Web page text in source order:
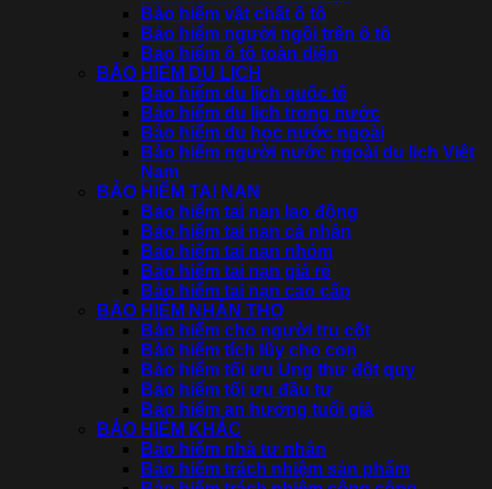
Bảo hiểm vật chất ô tô
Bảo hiểm người ngồi trên ô tô
Bảo hiểm ô tô toàn diện
BẢO HIỂM DU LỊCH
Bảo hiểm du lịch quốc tế
Bảo hiểm du lịch trong nước
Bảo hiểm du học nước ngoài
Bảo hiểm người nước ngoài du lịch Việt
Nam
BẢO HIỂM TAI NẠN
Bảo hiểm tai nạn lao động
Bảo hiểm tai nạn cá nhân
Bảo hiểm tai nạn nhóm
Bảo hiểm tai nạn giá rẻ
Bảo hiểm tai nạn cao cấp
BẢO HIỂM NHÂN THỌ
Bảo hiểm cho người trụ cột
Bảo hiểm tích lũy cho con
Bảo hiểm tối ưu Ung thư đột quỵ
Bảo hiểm tối ưu đầu tư
Bảo hiểm an hưởng tuổi già
BẢO HIỂM KHÁC
Bảo hiểm nhà tư nhân
Bảo hiểm trách nhiệm sản phẩm